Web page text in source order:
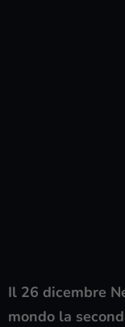
Il 26 dicembre
mondo la